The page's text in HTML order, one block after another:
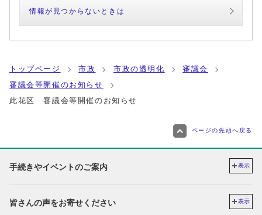
情報が見つからないときは
トップページ 市政 市政の透明化
審議会
審議会等開催のお知らせ
此花区 審議会等開催のお知らせ
ページの先頭へ戻る
手続きやイベントのご案内 表示
皆さんの声をお寄せください 表示